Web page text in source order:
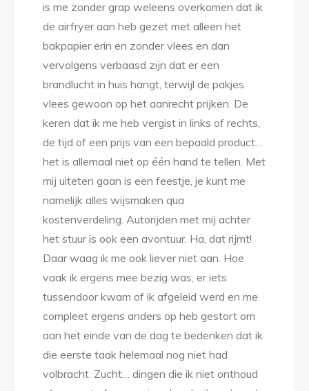
is me zonder grap weleens overkomen dat ik
de airfryer aan heb gezet met alleen het
bakpapier erin en zonder vlees en dan
vervolgens verbaasd zijn dat er een
brandlucht in huis hangt, terwijl de pakjes
vlees gewoon op het aanrecht prijken. De
keren dat ik me heb vergist in links of rechts,
de tijd of een prijs van een bepaald product…
het is allemaal niet op één hand te tellen. Met
mij uiteten gaan is een feestje, je kunt me
namelijk alles wijsmaken qua
kostenverdeling. Autorijden met mij achter
het stuur is ook een avontuur. Ha, dat rijmt!
Daar waag ik me ook liever niet aan. Hoe
vaak ik ergens mee bezig was, er iets
tussendoor kwam of ik afgeleid werd en me
compleet ergens anders op heb gestort om
aan het einde van de dag te bedenken dat ik
die eerste taak helemaal nog niet had
volbracht. Zucht… dingen die ik niet onthoud